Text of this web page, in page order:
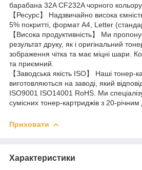
барабана 32A CF232A чорного кольору.
【Ресурс】 Надзвичайно висока
5% покритті, формат A4, Letter
【Висока продуктивність】 Ми
результат друку, як і оригінальний
зображення чітка та має міцні шари.
та приємний.
【Заводська якість ISO】 Наші тонер-
виготовляються на заводі, який
ISO9001 ISO14001 RoHS. Ми
сумісних тонер-картриджів з 20-річним
Приховати
Характеристики